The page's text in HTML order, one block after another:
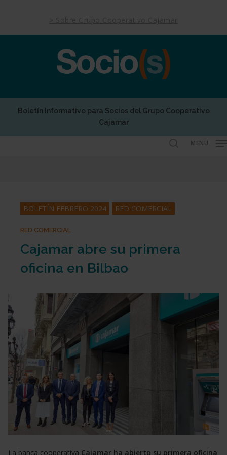
main
Boletín Informativo para Socios del Grupo Cooperativo
Cajamar
MENU
BOLETÍN FEBRERO 2024 RED COMERCIAL
RED COMERCIAL
Cajamar abre su primera
oficina en Bilbao
La banca cooperativa Cajamar ha abierto su primera oficina